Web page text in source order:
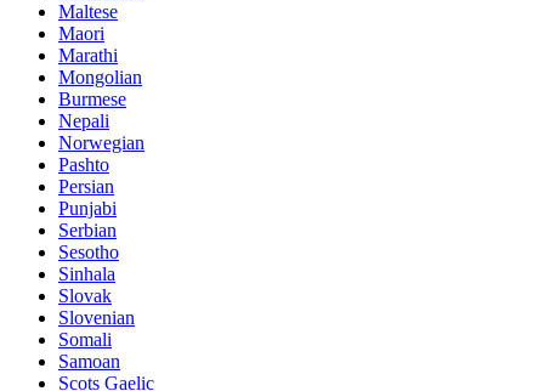
Maltese
Maori
Marathi
Mongolian
Burmese
Nepali
Norwegian
Pashto
Persian
Punjabi
Serbian
Sesotho
Sinhala
Slovak
Slovenian
Somali
Samoan
Scots Gaelic